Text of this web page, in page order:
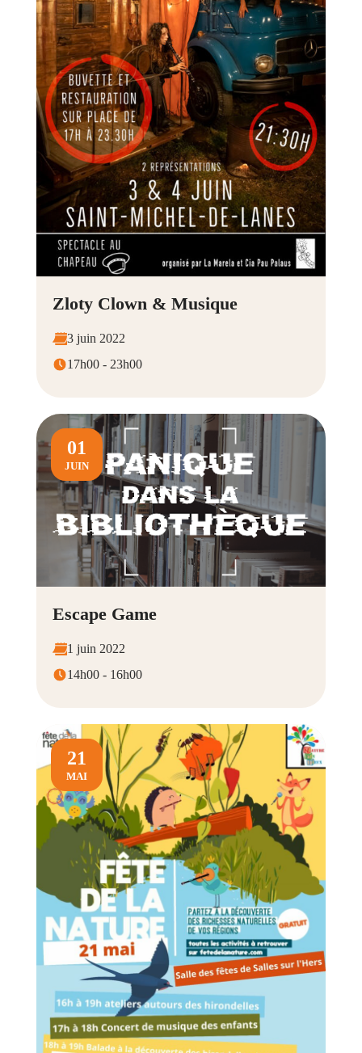
Zloty Clown & Musique
3 juin 2022
17h00 - 23h00
01
JUIN
Escape Game
1 juin 2022
14h00 - 16h00
21
MAI